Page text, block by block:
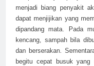
menjadi biang penyakit
dapat menjijikan yang
dipandang mata. Pada
kencang, sampah bila
dan berserakan.
begitu cepat busuk yang